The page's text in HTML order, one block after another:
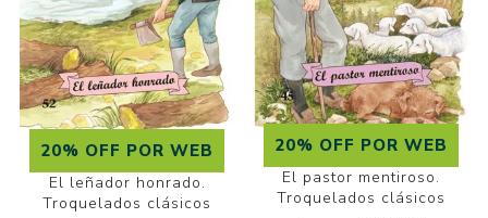
20% OFF POR WEB
El leñador honrado.
Troquelados clásicos
20% OFF POR WEB
El pastor mentiroso.
Troquelados clásicos